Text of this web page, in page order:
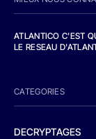
ATLANTICO C'EST
LE RESEAU
CATEGORIES
DECRYPTAGES